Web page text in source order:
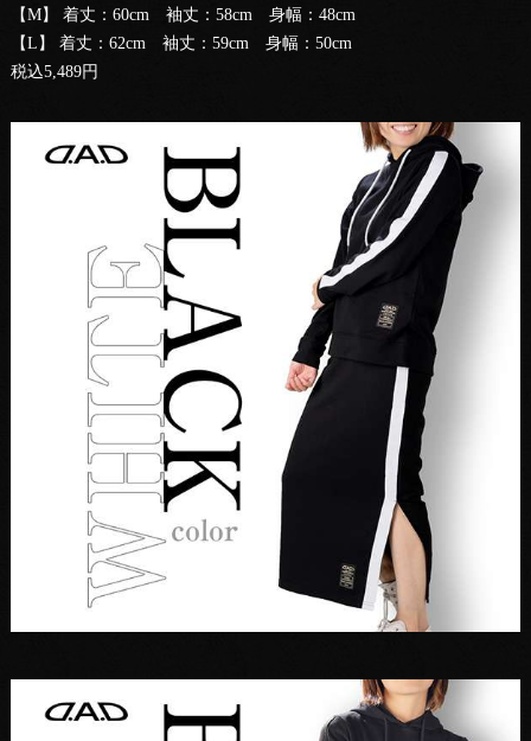
【M】 着丈：60cm 袖丈：58cm 身幅：48cm
【L】 着丈：62cm 袖丈：59cm 身幅：50cm
税込5,489円